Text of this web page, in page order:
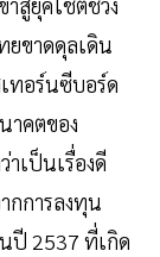
ยขาดดุลเดิน
ทอร์นซีบอร์ด
าคตของ
เป็นเรื่องดี
กการลงทุน
ปี 2537 ที่เกิด